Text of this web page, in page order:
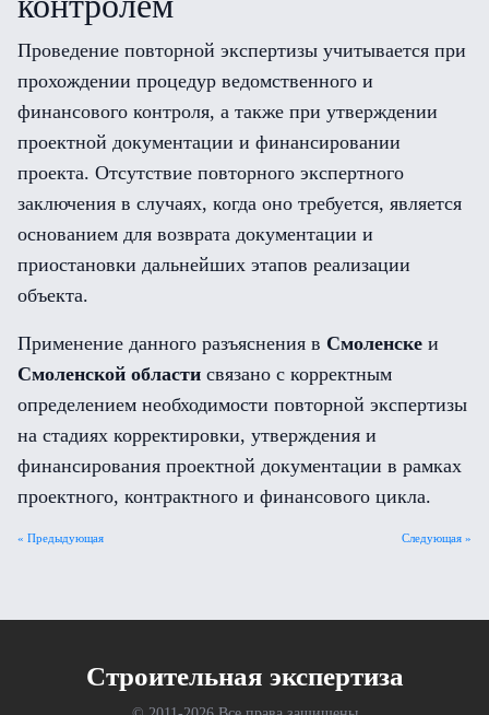
Проведение повторной экспертизы учитывается при
прохождении процедур ведомственного и
финансового контроля, а также при утверждении
проектной документации и финансировании
проекта. Отсутствие повторного экспертного
заключения в случаях, когда оно требуется, является
основанием для возврата документации и
приостановки дальнейших этапов реализации
объекта.
Применение данного разъяснения в Смоленске и
Смоленской области связано с корректным
определением необходимости повторной экспертизы
на стадиях корректировки, утверждения и
финансирования проектной документации в рамках
проектного, контрактного и финансового цикла.
Следующая »
« Предыдующая
Cтроительная экспертиза